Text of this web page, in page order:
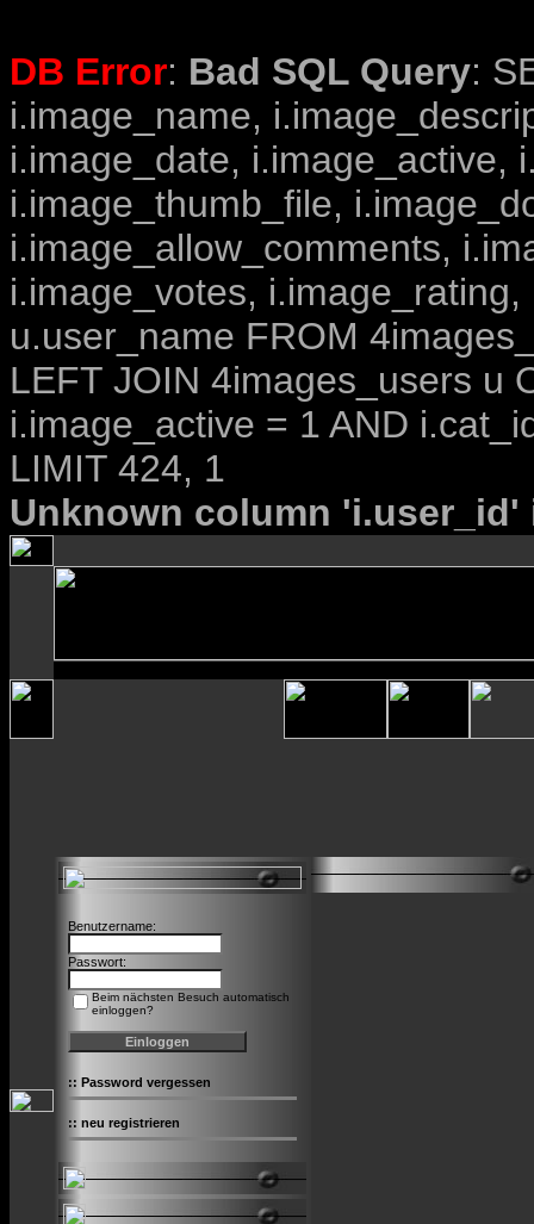
DB Error: Bad SQL Query:
i.image_name,
i.image_date, i.image_active,
i.image_thumb_file,
i.image_allow_comments,
i.image_votes,
u.user_name FROM
LEFT JOIN 4images_users u
i.image_active = 1 AND
LIMIT 424, 1
Unknown column
Benutzername:
Passwort:
Beim nächsten Besuch automatisch
einloggen?
:: Password vergessen
:: neu registrieren